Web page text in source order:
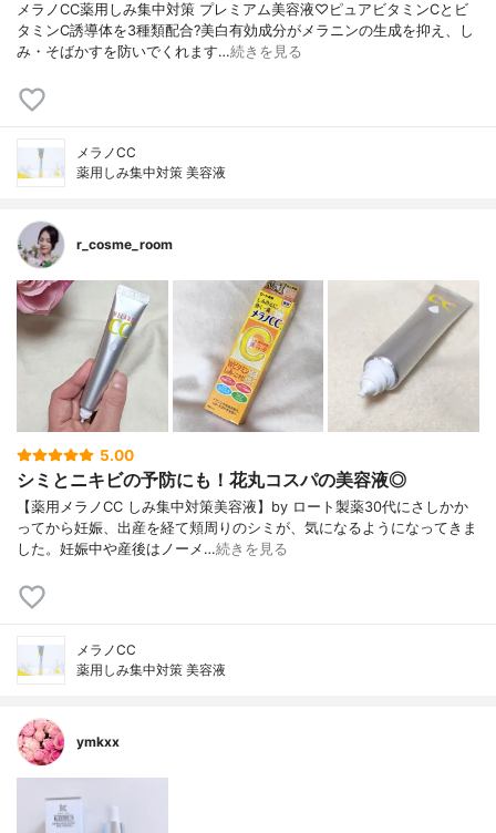
メラノCC薬用しみ集中対策 プレミアム美容液♡ピュアビタミンCとビ
タミンC誘導体を3種類配合?美白有効成分がメラニンの生成を抑え、し
み・そばかすを防いでくれます…続きを見る
メラノCC
薬用しみ集中対策 美容液
r_cosme_room
5.00
シミとニキビの予防にも！花丸コスパの美容液◎
【薬用メラノCC しみ集中対策美容液】by ロート製薬30代にさしかか
ってから妊娠、出産を経て頬周りのシミが、気になるようになってきま
した。妊娠中や産後はノーメ…続きを見る
メラノCC
薬用しみ集中対策 美容液
ymkxx